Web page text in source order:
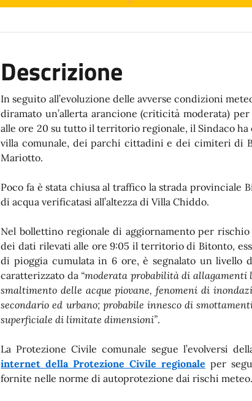
Descrizione
In seguito all’evoluzione delle avverse condizioni
diramato un’allerta arancione (criticità moderata)
alle ore 20 su tutto il territorio regionale, il Sindaco
villa comunale, dei parchi cittadini e dei cimiteri di
Mariotto.
Poco fa è stata chiusa al traffico la strada provinciale
di acqua verificatasi all’altezza di Villa Chiddo.
Nel bollettino regionale di aggiornamento per rischio
dei dati rilevati alle ore 9:05 il territorio di Bitonto,
di pioggia cumulata in 6 ore, è segnalato un
caratterizzato da “moderata probabilità di
smaltimento delle acque piovane, fenomeni di
secondario ed urbano; probabile innesco di
superficiale di limitate dimensioni”.
La Protezione Civile comunale segue l’evolversi
internet della Protezione Civile regionale per
fornite nelle norme di autoprotezione dai rischi